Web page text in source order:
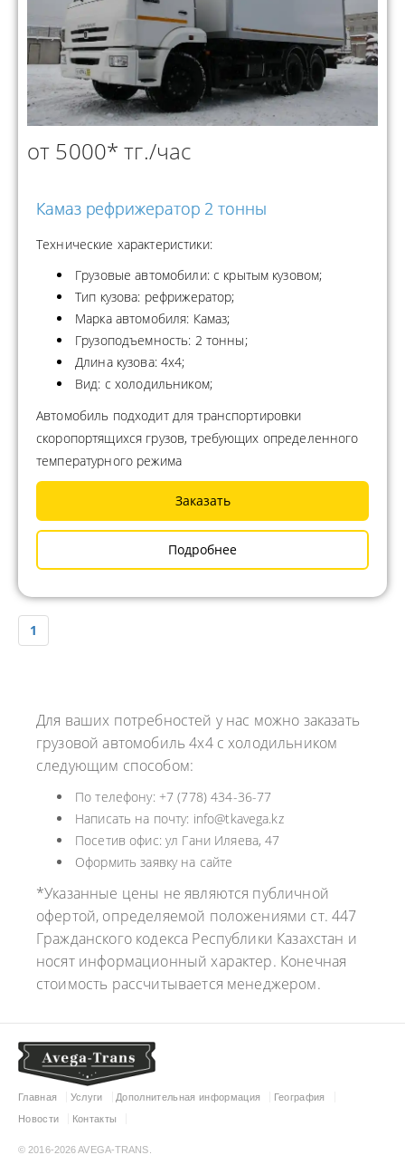
от 5000* тг./час
Камаз рефрижератор 2 тонны
Технические характеристики:
Грузовые автомобили: с крытым кузовом;
Тип кузова: рефрижератор;
Марка автомобиля: Камаз;
Грузоподъемность: 2 тонны;
Длина кузова: 4x4;
Вид: с холодильником;
Автомобиль подходит для транспортировки
скоропортящихся грузов, требующих определенного
температурного режима
Заказать
Подробнее
1
Для ваших потребностей у нас можно заказать
грузовой автомобиль 4x4 с холодильником
следующим способом:
По телефону: +7 (778) 434-36-77
Написать на почту: info@tkavega.kz
Посетив офис: ул Гани Иляева, 47
Оформить заявку на сайте
*Указанные цены не являются публичной
офертой, определяемой положениями ст. 447
Гражданского кодекса Республики Казахстан и
носят информационный характер. Конечная
стоимость рассчитывается менеджером.
Главная Услуги Дополнительная информация
География
Новости
Контакты
© 2016-2026 AVEGA-TRANS.